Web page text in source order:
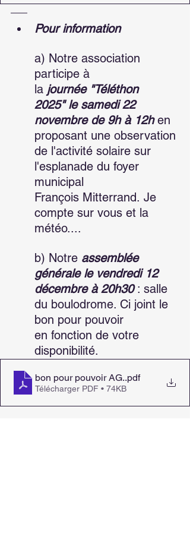
Pour information
a) Notre association
participe à
la journée "Téléthon
2025" le samedi 22
novembre de 9h à 12h en
proposant une observation
de l'activité solaire sur
l'esplanade du foyer
municipal
François Mitterrand. Je
compte sur vous et la
météo....
b) Notre assemblée
générale le vendredi 12
décembre à 20h30 : salle
du boulodrome. Ci joint le
bon pour pouvoir
en fonction de votre
disponibilité.
bon pour pouvoir AG..pdf
Télécharger PDF • 74KB